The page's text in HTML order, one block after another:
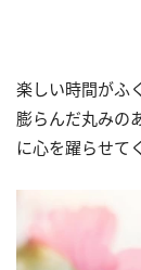
楽しい時間がふ
膨らんだ丸みの
に心を躍らせて